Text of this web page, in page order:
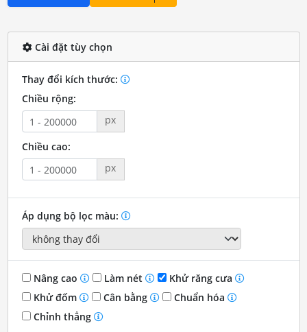
Cài đặt tùy chọn
Thay đổi kích thước:
Chiều rộng:
px
Chiều cao:
px
Áp dụng bộ lọc màu:
Nâng cao Làm nét
Khử răng cưa
Khử đốm
Cân bằng
Chuẩn hóa
Chỉnh thẳng